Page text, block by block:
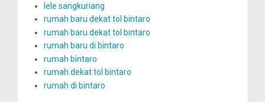
lele sangkuriang
rumah baru dekat tol bintaro
rumah baru dekat tol bintaro
rumah baru di bintaro
rumah bintaro
rumah dekat tol bintaro
rumah di bintaro